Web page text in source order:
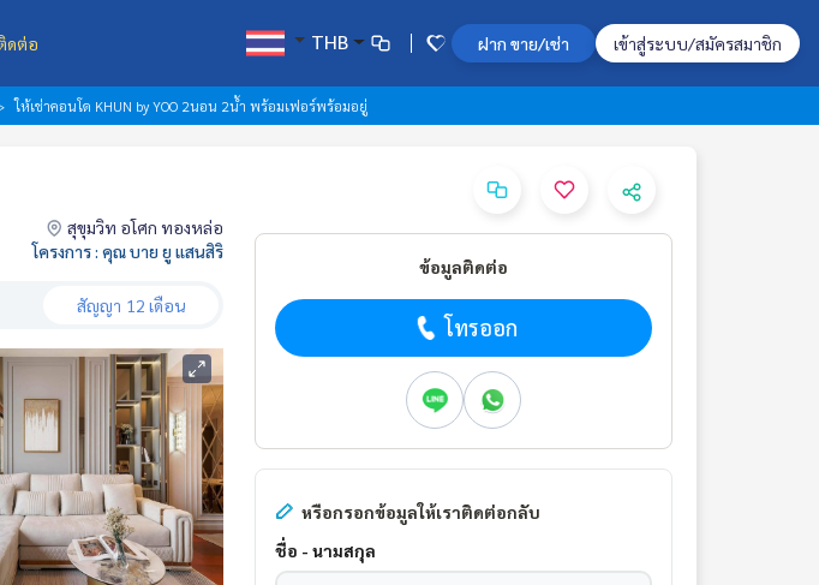
ดต่อ THB ฝาก ขาย/เช่า เข้าสู่ระบบ/สมัครสมาชิก
ให้เช่าคอนโด KHUN by YOO 2นอน 2น้ำ พร้อมเฟอร์พร้อมอยู่
สุขุมวิท อโศก ทองหล่อ
โครงการ : คุณ บาย ยู แสนสิริ
สัญญา 12 เดือน
ข้อมูลติดต่อ
โทรออก
หรือกรอกข้อมูลให้เราติดต่อกลับ
ชื่อ - นามสกุล